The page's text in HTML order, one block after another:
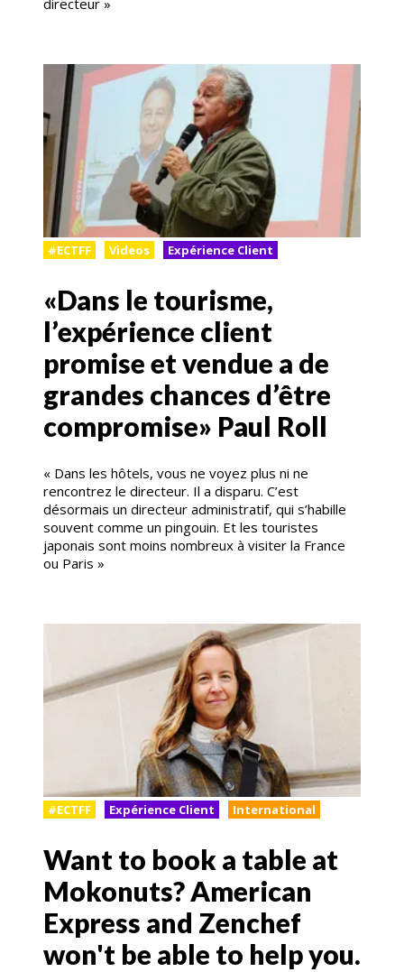
#ECTFF Videos Expérience Client
«Dans le tourisme,
l’expérience client
promise et vendue a de
grandes chances d’être
compromise» Paul Roll
« Dans les hôtels, vous ne voyez plus ni ne
rencontrez le directeur. Il a disparu. C’est
désormais un directeur administratif, qui s’habille
souvent comme un pingouin. Et les touristes
japonais sont moins nombreux à visiter la France
ou Paris »
#ECTFF Expérience Client International
Want to book a table at
Mokonuts? American
Express and Zenchef
won't be able to help you.